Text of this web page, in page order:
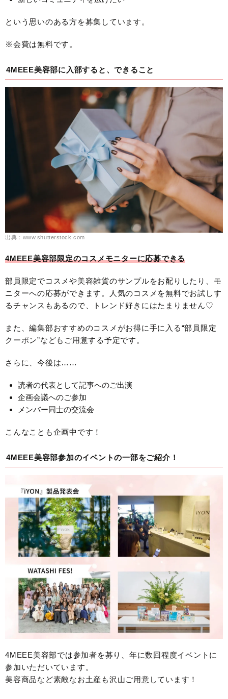
という思いのある方を募集しています。
※会費は無料です。
4MEEE美容部に入部すると、できること
出典：www.shutterstock.com
4MEEE美容部限定のコスメモニターに応募できる
部員限定でコスメや美容雑貨のサンプルをお配りしたり、モ
ニターへの応募ができます。人気のコスメを無料でお試しす
るチャンスもあるので、トレンド好きにはたまりません♡
また、編集部おすすめのコスメがお得に手に入る“部員限定
クーポン”などもご用意する予定です。
さらに、今後は……
読者の代表として記事へのご出演
企画会議へのご参加
メンバー同士の交流会
こんなことも企画中です！
4MEEE美容部参加のイベントの一部をご紹介！
4MEEE美容部では参加者を募り、年に数回程度イベントに
参加いただいています。
美容商品など素敵なお土産も沢山ご用意しています！